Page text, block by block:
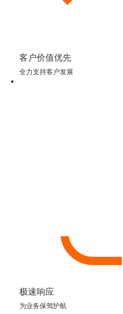
客户价值优先
全力支持客户发展
极速响应
为业务保驾护航